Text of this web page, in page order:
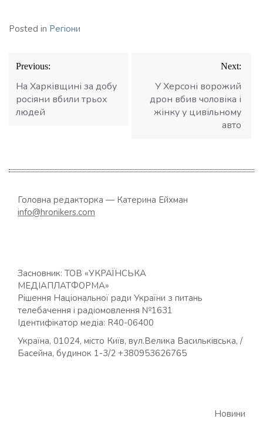
Posted in Регіони
Навігація
записів
Previous:
На Харківщині за добу
росіяни вбили трьох
людей
Next:
У Херсоні ворожий
дрон вбив чоловіка і
жінку у цивільному
авто
Головна редакторка — Катерина Ейхман
info@hronikers.com
Засновник: ТОВ «УКРАЇНСЬКА
МЕДІАПЛАТФОРМА»
Рішення Національної ради України з питань
телебачення і радіомовлення №1631
Ідентифікатор медіа: R40-06400
Україна, 01024, місто Київ, вул.Велика Васильківська, /
Басейна, будинок 1-3/2 +380953626765
Новини